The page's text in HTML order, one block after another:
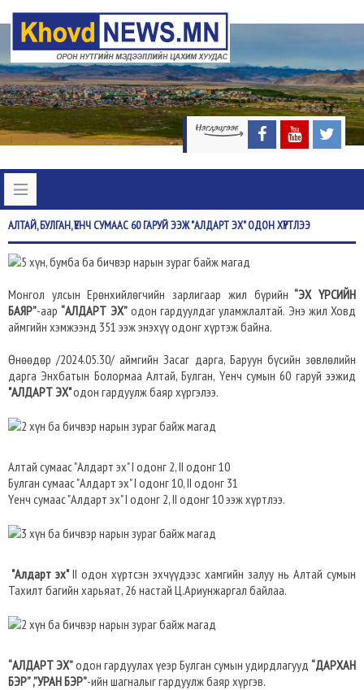
АЛТАЙ,БУЛГАН, ҮЕНЧ СУМААС 60 ГАРУЙ ЭЭЖ "АЛДАРТ ЭХ" ОДОН ХҮРТЛЭЭ
Монгол улсын Ерөнхийлөгчийн зарлигаар жил бүрийн “ЭХ ҮРСИЙН
БАЯР”-аар“АЛДАРТ ЭХ”одон гардуулдаг уламжлалтай. Энэ жил Ховд
аймгийн хэмжээнд 351 ээж энэхүү одонг хүртэж байна.
Өнөөдөр /2024.05.30/ аймгийн Засаг дарга, Баруун бүсийн зөвлөлийн
дарга Энхбатын Болормаа Алтай, Булган, Үенч сумын 60 гаруй ээжид
"АЛДАРТ ЭХ"одон гардуулж баяр хүргэлээ.
Алтай сумаас "Алдарт эх" I одонг 2, II одонг 10
Булган сумаас "Алдарт эх" I одонг 10, II одонг 31
Үенч сумаас "Алдарт эх" I одонг 2, II одонг 10 ээж хүртлээ.
"Алдарт эх"II одон хүртсэн эхчүүдээс хамгийн залуу нь Алтай сумын
Тахилт багийн харьяат, 26 настай Ц.Ариунжаргал байлаа.
“АЛДАРТ ЭХ”одон гардуулах үеэр Булган сумын удирдлагууд “ДАРХАН
БЭР” ,”УРАН БЭР”-ийн шагналыг гардуулж баяр хүргэв.